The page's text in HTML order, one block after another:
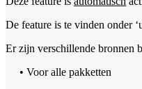
De feature is te vinden onder
Er zijn verschillende bronnen
• Voor alle pakketten